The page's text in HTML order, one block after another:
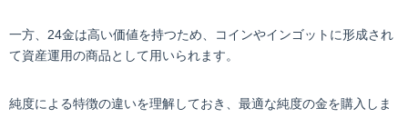
一方、24金は高い価値を持つため、コインやインゴットに形成され
て資産運用の商品として用いられます。
純度による特徴の違いを理解しておき、最適な純度の金を購入しま